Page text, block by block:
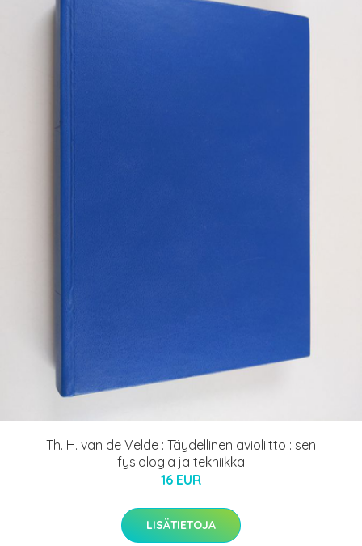
Th. H. van de Velde : Täydellinen avioliitto : sen
fysiologia ja tekniikka
16 EUR
LISÄTIETOJA